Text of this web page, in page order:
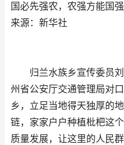
国必先强农，农强方能国
来源：新华社
归兰水族乡宣传委员刘
州省公安厅交通管理局对
乡，立足当地得天独厚的
链，家家户户种植枇杷这
质量发展，让这里的人民